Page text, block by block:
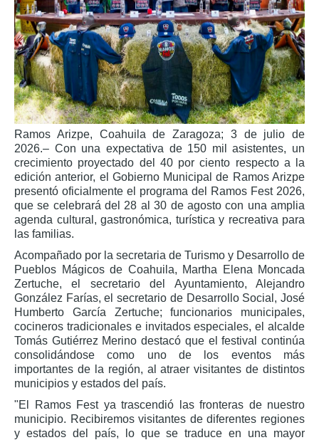
Ramos Arizpe, Coahuila de Zaragoza; 3 de julio de
2026.– Con una expectativa de 150 mil asistentes, un
crecimiento proyectado del 40 por ciento respecto a la
edición anterior, el Gobierno Municipal de Ramos Arizpe
presentó oficialmente el programa del Ramos Fest 2026,
que se celebrará del 28 al 30 de agosto con una amplia
agenda cultural, gastronómica, turística y recreativa para
las familias.
Acompañado por la secretaria de Turismo y Desarrollo de
Pueblos Mágicos de Coahuila, Martha Elena Moncada
Zertuche, el secretario del Ayuntamiento, Alejandro
González Farías, el secretario de Desarrollo Social, José
Humberto García Zertuche; funcionarios municipales,
cocineros tradicionales e invitados especiales, el alcalde
Tomás Gutiérrez Merino destacó que el festival continúa
consolidándose como uno de los eventos más
importantes de la región, al atraer visitantes de distintos
municipios y estados del país.
"El Ramos Fest ya trascendió las fronteras de nuestro
municipio. Recibiremos visitantes de diferentes regiones
y estados del país, lo que se traduce en una mayor